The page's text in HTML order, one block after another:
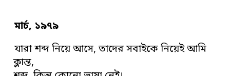
মার্চ, ১৯৭৯
যারা শব্দ নিয়ে আসে, তাদের সবাইকে নিয়েই আমি
ক্লান্ত,